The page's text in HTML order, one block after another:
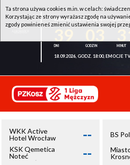
WKK ACTIVE HOTEL WROCŁAW -
18.09.2026, GODZ. 18:00, EMOCJE TV
WKK Active
Hotel Wrocław
--
KSK Qemetica
Noteć
Inowrocław
--
BS
Ta strona używa cookies m.in. w celach:
Korzystając ze strony wyrażasz zgodę na
zgody powinieneś zmienić ustawienia swojej